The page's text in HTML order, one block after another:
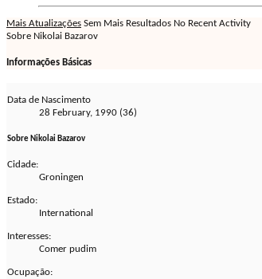
Mais Atualizações Sem Mais Resultados No Recent Activity
Sobre Nikolai Bazarov
Informações Básicas
Data de Nascimento
28 February, 1990 (36)
Sobre Nikolai Bazarov
Cidade:
Groningen
Estado:
International
Interesses:
Comer pudim
Ocupação: